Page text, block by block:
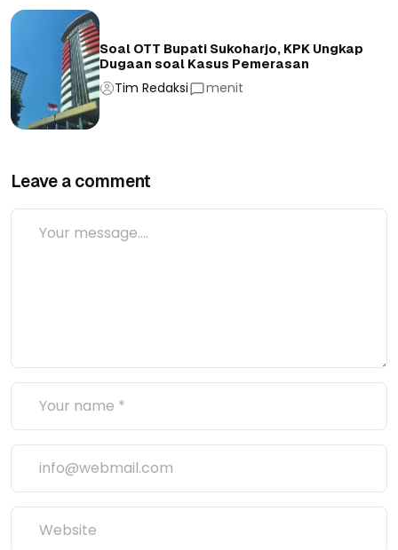
Soal OTT Bupati Sukoharjo, KPK Ungkap
Dugaan soal Kasus Pemerasan
Tim Redaksi menit
Leave a comment